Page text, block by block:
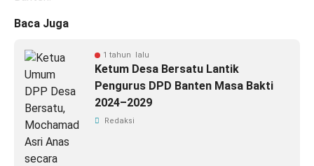
Baca Juga
1 tahun lalu
Ketum Desa Bersatu Lantik
Pengurus DPD Banten Masa Bakti
2024–2029
Redaksi